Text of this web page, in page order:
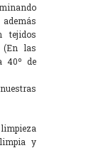
tejidos
(En las
40º de
y